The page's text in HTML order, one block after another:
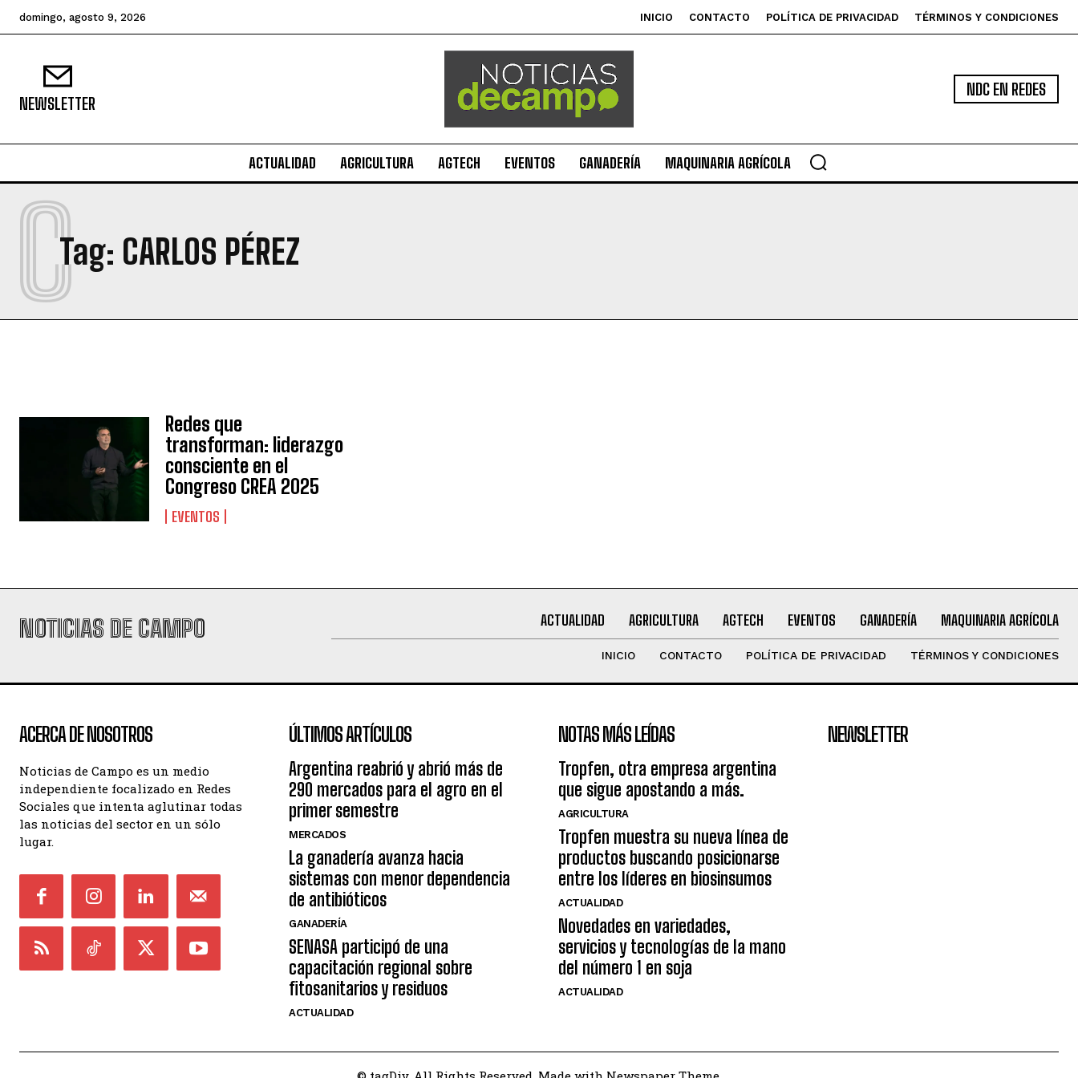
domingo, agosto 9, 2026 INICIO CONTACTO POLÍTICA DE PRIVACIDAD TÉRMINOS Y CONDICIONES
NEWSLETTER
NDC EN REDES
ACTUALIDAD AGRICULTURA AGTECH EVENTOS GANADERÍA MAQUINARIA AGRÍCOLA
Tag: CARLOS PÉREZ
C
Redes que
transforman: liderazgo
consciente en el
Congreso CREA 2025
EVENTOS
NOTICIAS DE CAMPO ACTUALIDAD AGRICULTURA AGTECH EVENTOS GANADERÍA MAQUINARIA AGRÍCOLA
INICIO CONTACTO POLÍTICA DE PRIVACIDAD TÉRMINOS Y CONDICIONES
ACERCA DE NOSOTROS
Noticias de Campo es un medio
independiente focalizado en Redes
Sociales que intenta aglutinar todas
las noticias del sector en un sólo
lugar.
ÚLTIMOS ARTÍCULOS
Argentina reabrió y abrió más de
290 mercados para el agro en el
primer semestre
MERCADOS
La ganadería avanza hacia
sistemas con menor dependencia
de antibióticos
GANADERÍA
SENASA participó de una
capacitación regional sobre
fitosanitarios y residuos
ACTUALIDAD
NOTAS MÁS LEÍDAS
Tropfen, otra empresa argentina
que sigue apostando a más.
AGRICULTURA
Tropfen muestra su nueva línea de
productos buscando posicionarse
entre los líderes en biosinsumos
ACTUALIDAD
Novedades en variedades,
servicios y tecnologías de la mano
del número 1 en soja
ACTUALIDAD
NEWSLETTER